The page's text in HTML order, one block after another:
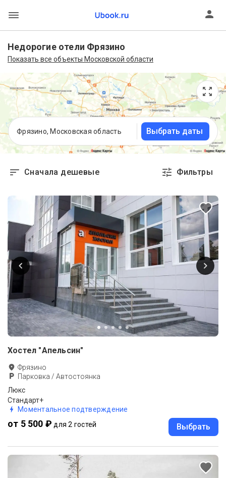
Недорогие отели Фрязино
Показать все объекты Московской области
Фрязино, Московская область Выбрать даты
Сначала дешевые Фильтры
Хостел "Апельсин"
Фрязино
Парковка / Автостоянка
Люкс
Стандарт+
Моментальное подтверждение
от 5 500 ₽ для 2 гостей Выбрать